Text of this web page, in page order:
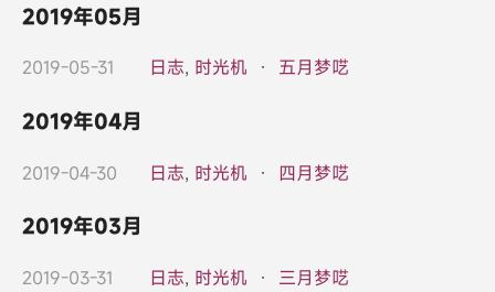
2019年05月
2019-05-31 日志, 时光机 · 五月梦呓
2019年04月
2019-04-30 日志, 时光机 · 四月梦呓
2019年03月
2019-03-31 日志, 时光机 · 三月梦呓